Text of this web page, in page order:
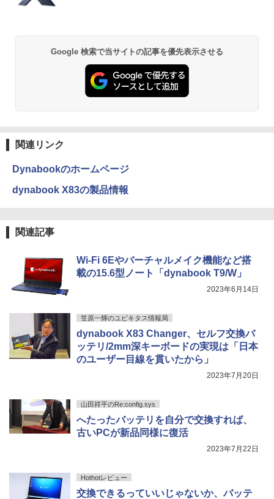
￥2,750
[新品]ブラッククローバー (1-38巻 全巻)
全巻セット
4
[9月上旬より発送予定][新品]HUNTER×H
UNTER ハンター×ハンター (1-39巻 最新
天は赤い河のほとり 全28巻完結セット
￥9,990
Anker Soundcore P31i ピンク
軽量 ブルートゥースHi-Fi 最大36時間再生 ぶ
るーとゅーす コードレス ENCノイズキャン
セリング 自動ペアリング Type-C充電 マイク
付き 防水 タッチ式音量調整 スポーツ/通勤/通
￥1,964
Xiaomi シャオミ REDMI Buds 8 Lite ワイヤ
レスイヤホン Bluetooth 5.4 ノイズキャンセ
￥3,480
BRUCE WAYNE feat. Flo Milli, ATL Jacob
￥250
On My Road (Stadium ver.)
ET ラベルレス ×8本
￥1,625
【Amazon.co.jp限定】 伊藤園 磨かれて、澄
] [ 水 ] [ ペットボトル ] [ 箱買い ] [ ストック
] [ 水分補給 ]
￥998
異世界居酒屋「のぶ」(22) (角川コミックス・
￥832
スーパーの裏でヤニ吸うふたり 9巻 (デジタル
￥810
Google 検索で当サイトの記事を優先表示させる
関連リンク
Dynabookのホームページ
dynabook X83の製品情報
関連記事
Wi-Fi 6Eやバーチャルメイク機能など搭
載の15.6型ノート「dynabook T9/W」
2023年6月14日
笠原一輝のユビキタス情報局
dynabook X83 Changer、セルフ交換バ
ッテリ/2mm深キーボードの実現は「日本
のユーザー目線を貫いたから」
2023年7月20日
山田祥平のRe:config.sys
へたったバッテリを自分で交換すれば、
古いPCが新品同様に復活
2023年7月22日
Hothotレビュー
交換できるっていいじゃないか、バッテ